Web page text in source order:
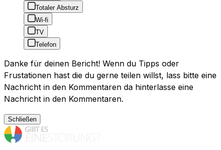
Totaler Absturz
Wi-fi
TV
Telefon
Danke für deinen Bericht! Wenn du Tipps oder
Frustationen hast die du gerne teilen willst, lass bitte eine
Nachricht in den Kommentaren da hinterlasse eine
Nachricht in den Kommentaren.
Schließen